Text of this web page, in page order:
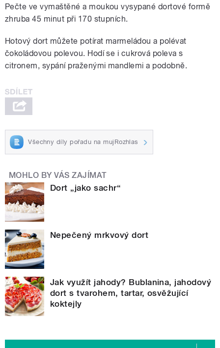
Pečte ve vymaštěné a moukou vysypané dortové formě
zhruba 45 minut při 170 stupních.
Hotový dort můžete potírat marmeládou a polévat
čokoládovou polevou. Hodí se i cukrová poleva s
citronem, sypání praženými mandlemi a podobně.
Všechny díly pořadu na mujRozhlas
MOHLO BY VÁS ZAJÍMAT
Dort „jako sachr“
Nepečený mrkvový dort
Jak využít jahody? Bublanina, jahodový
dort s tvarohem, tartar, osvěžující
koktejly